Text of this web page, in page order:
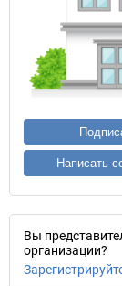
Написать
Вы
организации?